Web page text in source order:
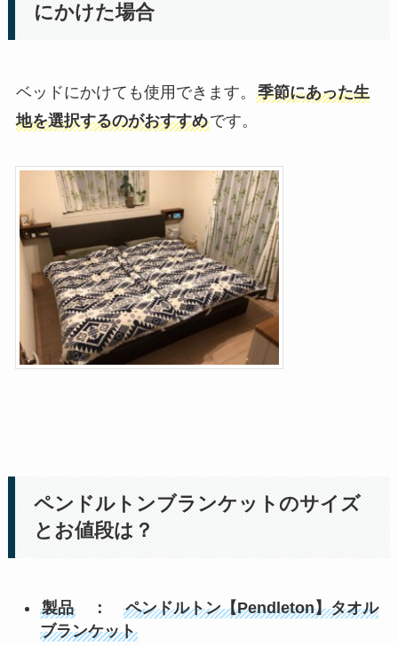
にかけた場合
ベッドにかけても使用できます。 季節にあった生
地を選択するのがおすすめです。
ペンドルトンブランケットのサイズ
とお値段は？
製品： ペンドルトン【Pendleton】タオル
ブランケット